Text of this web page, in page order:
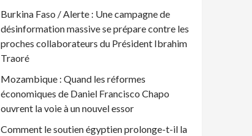
Burkina Faso / Alerte : Une campagne de
désinformation massive se prépare contre les
proches collaborateurs du Président Ibrahim
Traoré
Mozambique : Quand les réformes
économiques de Daniel Francisco Chapo
ouvrent la voie à un nouvel essor
Comment le soutien égyptien prolonge-t-il la